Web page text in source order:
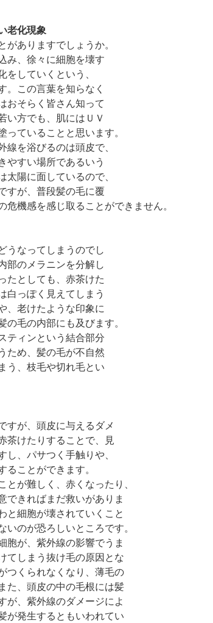
老化現象
がありますでしょうか。
み、徐々に細胞を壊す
をしていくという、
。この言葉を知らなく
おそらく皆さん知って
い方でも、肌にはＵＶ
っていることと思います。
線を浴びるのは頭皮で、
やすい場所であるいう
太陽に面しているので、
すが、普段髪の毛に覆
機感を感じ取ることができません。
うなってしまうのでし
部のメラニンを分解し
たとしても、赤茶けた
白っぽく見えてしまう
、老けたような印象に
の毛の内部にも及びます。
ティンという結合部分
ため、髪の毛が不自然
う、枝毛や切れ毛とい
すが、頭皮に与えるダメ
茶けたりすることで、見
し、パサつく手触りや、
ることができます。
が難しく、赤くなったり、
できればまだ救いがありま
と細胞が壊されていくこと
のが恐ろしいところです。
胞が、紫外線の影響でうま
てしまう抜け毛の原因とな
つくられなくなり、薄毛の
た、頭皮の中の毛根には髪
が、紫外線のダメージによ
が発生するともいわれてい